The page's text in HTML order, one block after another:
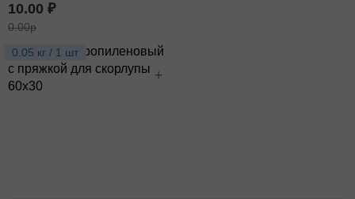
0.05 кг / 1 шт
10.00 ₽
+
0.00р
Хомут полипропиленовый
с пряжкой для скорлупы
60х30